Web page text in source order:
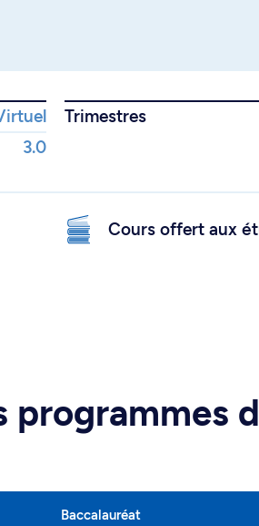
Trimestres
3.0
Cours offert aux
programmes
Baccalauréat